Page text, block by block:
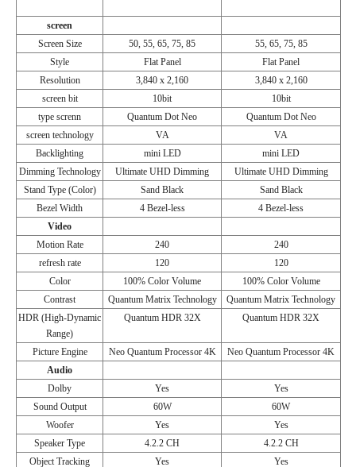
screen
Screen Size
50, 55, 65, 75, 85
55, 65, 75, 85
Style
Flat Panel
Flat Panel
Resolution
3,840 x 2,160
3,840 x 2,160
screen bit
10bit
10bit
type screnn
Quantum Dot Neo
Quantum Dot Neo
screen technology
VA
VA
Backlighting
mini LED
mini LED
Dimming Technology
Ultimate UHD Dimming
Ultimate UHD Dimming
Stand Type (Color)
Sand Black
Sand Black
Bezel Width
4 Bezel-less
4 Bezel-less
Video
Motion Rate
240
240
refresh rate
120
120
Color
100% Color Volume
100% Color Volume
Contrast
Quantum Matrix Technology
Quantum Matrix Technology
HDR (High-Dynamic
Range)
Quantum HDR 32X Quantum HDR 32X
Picture Engine Neo Quantum Processor 4K
Neo Quantum Processor 4K
Audio
Dolby
Yes
Yes
Sound Output
60W
60W
Woofer
Yes
Yes
Speaker Type
4.2.2 CH
4.2.2 CH
Object Tracking
Yes Yes